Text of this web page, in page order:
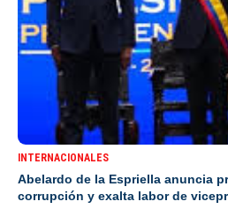
INTERNACIONALES
Abelardo de la Espriella anuncia
corrupción y exalta labor de